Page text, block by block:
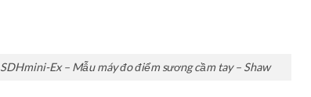
SDHmini-Ex – Mẫu máy đo điểm sương cầm tay – Shaw